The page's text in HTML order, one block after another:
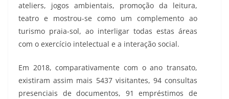
ateliers, jogos ambientais, promoção da leitura,
teatro e mostrou-se como um complemento ao
turismo praia-sol, ao interligar todas estas áreas
com o exercício intelectual e a interação social.
Em 2018, comparativamente com o ano transato,
existiram assim mais 5437 visitantes, 94 consultas
presenciais de documentos, 91 empréstimos de